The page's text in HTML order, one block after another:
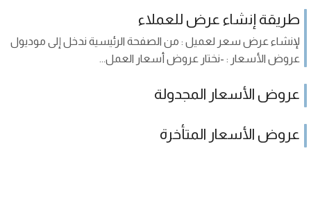
طريقة إنشاء عرض للعملاء
لإنشاء عرض سعر لعميل : من الصفحة الرئيسية ندخل إلى موديول
عروض الأسعار : -نختار عروض أسعار العمل...
عروض الأسعار المجدولة
عروض الأسعار المتأخرة